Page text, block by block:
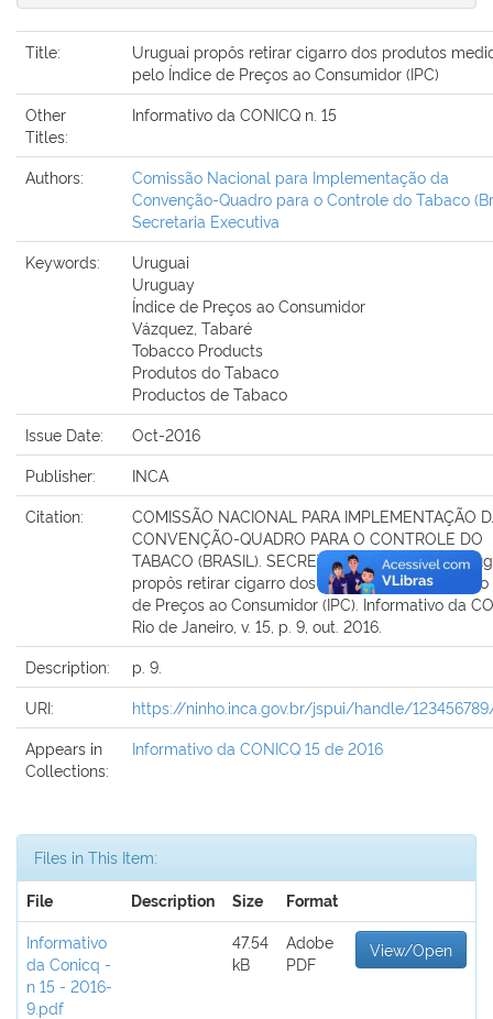
Title:
Uruguai propôs retirar cigarro dos produtos
pelo Índice de Preços ao Consumidor (IPC)
Other
Titles:
Informativo da CONICQ n. 15
Authors:
Comissão Nacional para Implementação da
Convenção-Quadro para o Controle do Tabaco
Secretaria Executiva
Keywords:
Uruguai
Uruguay
Índice de Preços ao Consumidor
Vázquez, Tabaré
Tobacco Products
Produtos do Tabaco
Productos de Tabaco
Issue Date:
Oct-2016
Publisher:
INCA
Citation:
COMISSÃO NACIONAL PARA IMPLEMENTAÇÃO
CONVENÇÃO-QUADRO PARA O CONTROLE DO
TABACO (BRASIL). SECRETARIA EXECUTIVA.
propôs retirar cigarro dos produtos medidos pelo
de Preços ao Consumidor (IPC). Informativo da
Rio de Janeiro, v. 15, p. 9, out. 2016.
Description:
p. 9.
URI:
https://ninho.inca.gov.br/jspui/handle/
Appears in
Collections:
Informativo da CONICQ 15 de 2016
Files in This Item:
File Description Size Format
Informativo
da Conicq -
n 15 - 2016-
9.pdf
47.54
kB
Adobe
PDF
View/Open